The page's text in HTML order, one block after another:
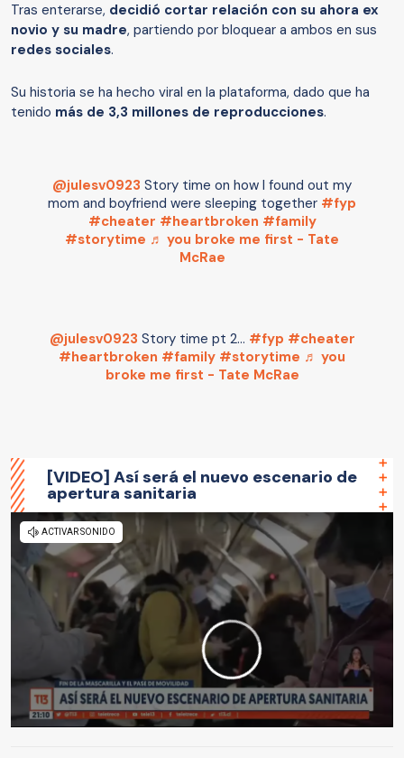
Tras enterarse, decidió cortar relación con su ahora ex
novio y su madre, partiendo por bloquear a ambos en sus
redes sociales.
Su historia se ha hecho viral en la plataforma, dado que ha
tenido más de 3,3 millones de reproducciones.
@julesv0923 Story time on how I found out my
mom and boyfriend were sleeping together #fyp
#cheater #heartbroken #family
#storytime ♬ you broke me first - Tate
McRae
@julesv0923 Story time pt 2… #fyp #cheater
#heartbroken #family #storytime ♬ you
broke me first - Tate McRae
[VIDEO] Así será el nuevo escenario de
apertura sanitaria